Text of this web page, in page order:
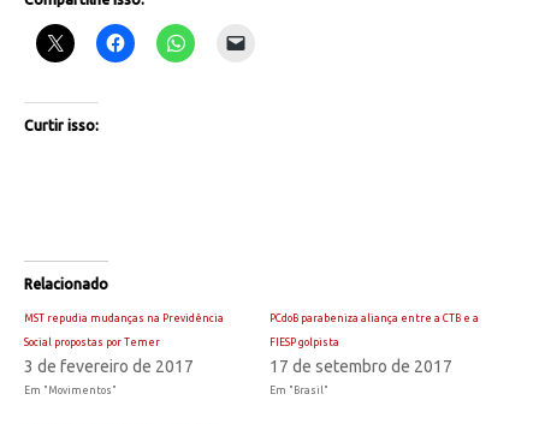
Curtir isso:
Relacionado
MST repudia mudanças na Previdência
Social propostas por Temer
3 de fevereiro de 2017
Em "Movimentos"
PCdoB parabeniza aliança entre a CTB e a
FIESP golpista
17 de setembro de 2017
Em "Brasil"